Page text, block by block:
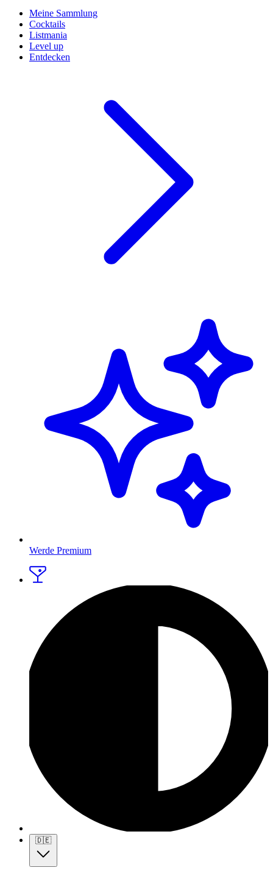
Meine Sammlung
Cocktails
Listmania
Level up
Entdecken
Werde Premium
🇩🇪